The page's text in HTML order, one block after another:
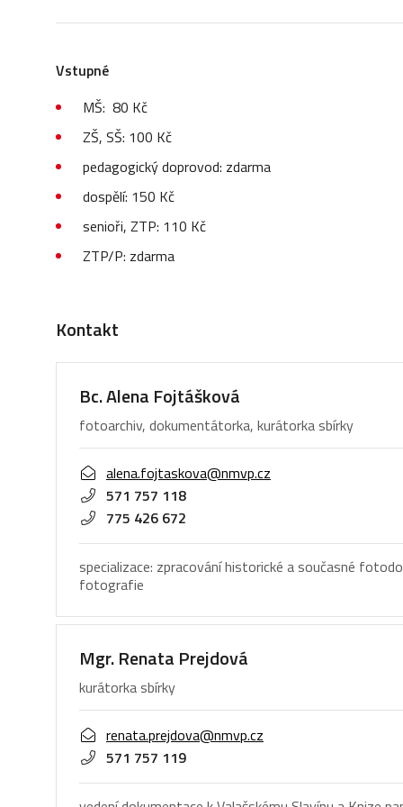
Vstupné
MŠ: 80 Kč
ZŠ, SŠ: 100 Kč
pedagogický doprovod: zdarma
dospělí: 150 Kč
senioři, ZTP: 110 Kč
ZTP/P: zdarma
Kontakt
Bc. Alena Fojtášková
fotoarchiv, dokumentátorka, kurátorka sbírky
alena.fojtaskova@nmvp.cz
571 757 118
775 426 672
specializace: zpracování historické a současné
fotografie
Mgr. Renata Prejdová
kurátorka sbírky
renata.prejdova@nmvp.cz
571 757 119